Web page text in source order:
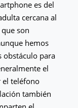
es del
cercana al
son
hemos
obstáculo para
el
el teléfono
también